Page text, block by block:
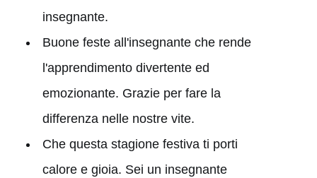
insegnante.
Buone feste all'insegnante che rende
l'apprendimento divertente ed
emozionante. Grazie per fare la
differenza nelle nostre vite.
Che questa stagione festiva ti porti
calore e gioia. Sei un insegnante